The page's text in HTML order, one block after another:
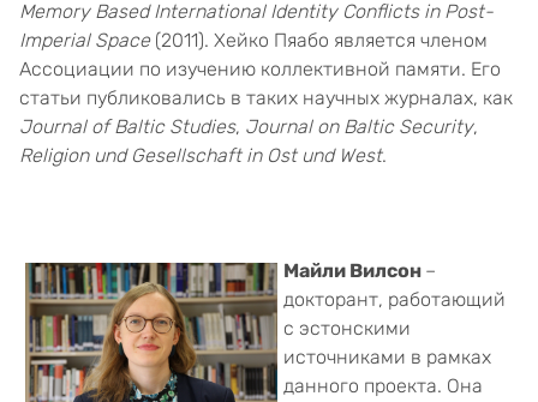
Memory Based International Identity Conflicts in Post-
Imperial Space(2011). Хейко Пяабо является членом
Ассоциации по изучению коллективной памяти. Его
статьи публиковались в таких научных журналах, как
Journal of Baltic Studies, Journal on Baltic Security,
Religion und Gesellschaft in Ost und West.
Майли Вилсон –
докторант, работающий
с эстонскими
источниками в рамках
данного проекта. Она